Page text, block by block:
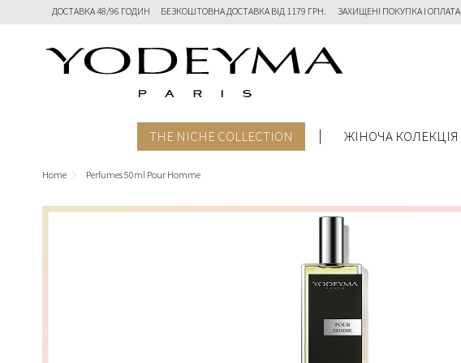
ДОСТАВКА 48/96 ГОДИН БЕЗКОШТОВНА ДОСТАВКА ВІД 1179 ГРН. ЗАХИЩЕНІ ПОКУПКА І ОПЛАТА
THE NICHE COLLECTION ЖІНОЧА КОЛЕКЦІЯ
Home Perfumes 50ml Pour Homme